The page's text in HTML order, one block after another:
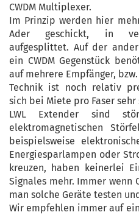
CWDM Multiplexer.
Im Prinzip werden hier
Ader geschickt, in
aufgesplittet. Auf der
ein CWDM Gegenstück
auf mehrere Empfänger,
Technik ist noch relativ
sich bei Miete pro Faser
LWL Extender sind
elektromagnetischen
beispielsweise
Energiesparlampen oder
kreuzen, haben keinerlei
Signales mehr. Immer wenn
man solche Geräte testen
Wir empfehlen immer auf